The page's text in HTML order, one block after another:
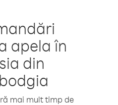
apela în
din
mai mult timp de